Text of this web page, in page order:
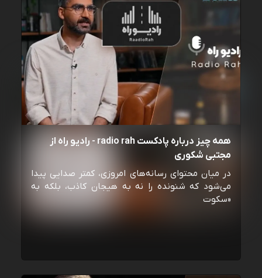
همه چیز درباره پادکست radio rah - رادیو راه از
مجتبی شکوری
در میان محتوای رسانه‌های امروزی، کمتر صدایی پیدا
می‌شود که شنونده را نه به هیجان کاذب، بلکه به
«سکوت